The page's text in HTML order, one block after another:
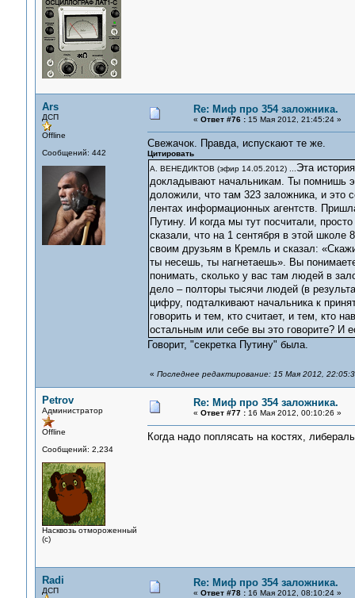
Ars
ДСП
Offline
Сообщений: 442
Re: Миф про 354 заложника.
« Ответ #76 :15 Мая 2012, 21:45:24 »
Свежачок. Правда, испускают те же.
Цитировать
А. ВЕНЕДИКТОВ (эфир 14.05.2012) ...
Эта
докладывают начальникам. Ты помнишь
доложили, что там 323 заложника, и это
лентах информационных агентств.
Путину. И когда мы тут посчитали,
сказали, что на 1 сентября в этой
своим друзьям в Кремль и сказал:
ты несешь, ты нагнетаешь». Вы
понимать, сколько у вас там людей в
дело – полторы тысячи людей (в
цифру, подталкивают начальника к
говорить и тем, кто считает, и тем, кто
остальным или себе вы это говорите?
Говорит, "секретка Путину" была.
« Последнее редактирование: 15 Мая 2012,
Petrov
Администратор
Offline
Сообщений: 2,234
Насквозь отмороженный
(с)
Re: Миф про 354 заложника.
« Ответ #77 :16 Мая 2012, 00:10:26 »
Когда надо поплясать на костях,
Radi
ДСП
Re: Миф про 354 заложника.
« Ответ #78 :16 Мая 2012, 08:10:24 »